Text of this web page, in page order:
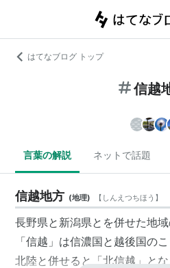
はてなブログ トップ
信越
言葉の解説 ネットで話題
信越地方 (地理) 【 しんえつちほう 】
長野県と新潟県とを併せた地域
「信越 」は信濃国と 越後国の
北陸 と併せると「北信越」と